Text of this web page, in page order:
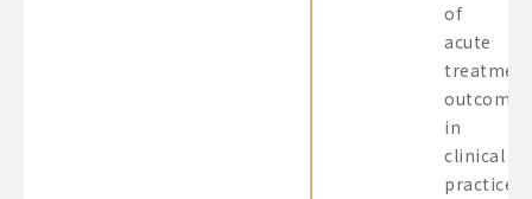
of
acute
outcomes
in
clinical
practice.